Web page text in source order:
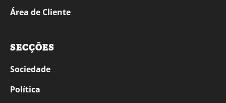
Área de Cliente
SECÇÕES
Sociedade
Política